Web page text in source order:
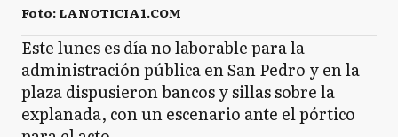
Foto: LANOTICIA1.COM
Este lunes es día no laborable para la
administración pública en San Pedro y en la
plaza dispusieron bancos y sillas sobre la
explanada, con un escenario ante el pórtico